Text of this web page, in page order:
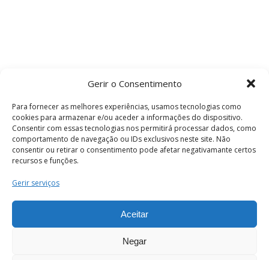
Gerir o Consentimento
Para fornecer as melhores experiências, usamos tecnologias como
cookies para armazenar e/ou aceder a informações do dispositivo.
Consentir com essas tecnologias nos permitirá processar dados, como
comportamento de navegação ou IDs exclusivos neste site. Não
consentir ou retirar o consentimento pode afetar negativamante certos
recursos e funções.
Gerir serviços
Aceitar
Negar
Termos e Condições
os direitos reservados.